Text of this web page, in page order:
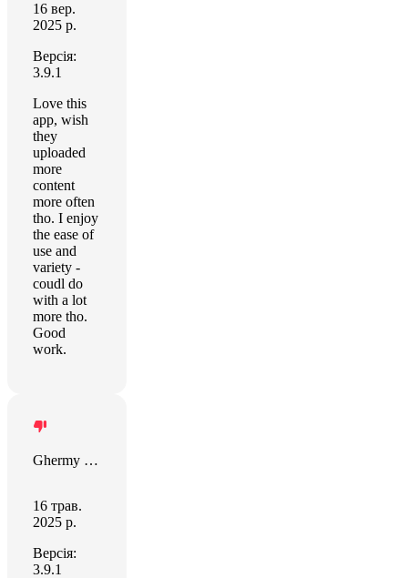
16 вер.
2025 р.
Версія:
3.9.1
Love this
app, wish
they
uploaded
more
content
more often
tho. I enjoy
the ease of
use and
variety -
coudl do
with a lot
more tho.
Good
work.
Ghermy Davila
16 трав.
2025 р.
Версія:
3.9.1